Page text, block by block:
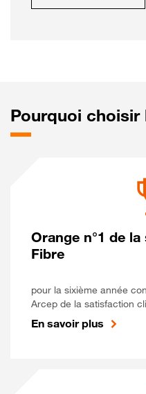
Pourquoi choisir
Orange n°1 de
Fibre
pour la sixième année
Arcep de la satisfaction
En savoir plus